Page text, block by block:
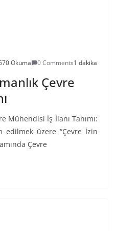
Okuma 0 Comments1 dakika
Çevre
Mühendisi İş İlanı Tanımı:
edilmek üzere “Çevre İzin
Çevre